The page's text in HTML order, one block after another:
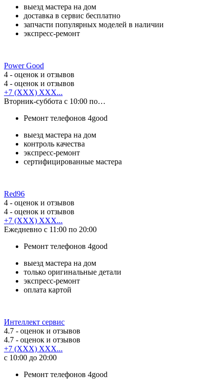
выезд мастера на дом
доставка в сервис бесплатно
запчасти популярных моделей в наличии
экспресс-ремонт
Power Good
4 - оценок и отзывов
4 - оценок и отзывов
+7 (XXX) XXX...
Вторник-суббота с 10:00 по…
Ремонт телефонов 4good
выезд мастера на дом
контроль качества
экспресс-ремонт
сертифицированные мастера
Red96
4 - оценок и отзывов
4 - оценок и отзывов
+7 (XXX) XXX...
Ежедневно с 11:00 по 20:00
Ремонт телефонов 4good
выезд мастера на дом
только оригинальные детали
экспресс-ремонт
оплата картой
Интеллект сервис
4.7 - оценок и отзывов
4.7 - оценок и отзывов
+7 (XXX) XXX...
с 10:00 до 20:00
Ремонт телефонов 4good